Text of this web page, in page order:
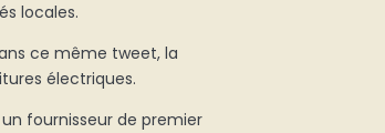
locales.
ce même tweet, la
électriques.
fournisseur de premier